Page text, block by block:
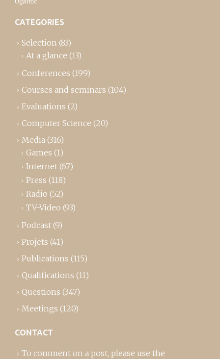
CATEGORIES
Selection (83)
At a glance (13)
Conferences (199)
Courses and seminars (104)
Evaluations (2)
Computer Science (20)
Media (316)
Games (1)
Internet (67)
Press (118)
Radio (52)
TV-Video (93)
Podcast (9)
Projets (41)
Publications (115)
Qualifications (11)
Questions (347)
Meetings (120)
CONTACT
To comment on a post, please use the